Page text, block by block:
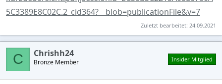
5C3389E8C02C.2_cid364?__blob=publicationFile&v=7
Zuletzt bearbeitet: 24.09.2021
C Chrishh24
Bronze Member Insider Mitglied